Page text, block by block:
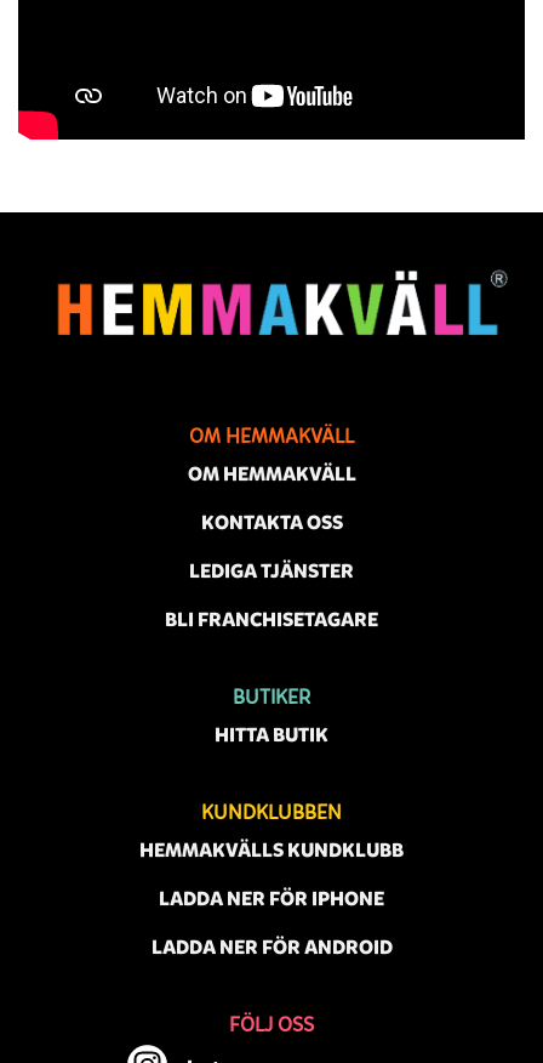
OM HEMMAKVÄLL
OM HEMMAKVÄLL
KONTAKTA OSS
LEDIGA TJÄNSTER
BLI FRANCHISETAGARE
BUTIKER
HITTA BUTIK
KUNDKLUBBEN
HEMMAKVÄLLS KUNDKLUBB
LADDA NER FÖR IPHONE
LADDA NER FÖR ANDROID
FÖLJ OSS